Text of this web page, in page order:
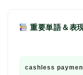
重要単語＆表
cashless